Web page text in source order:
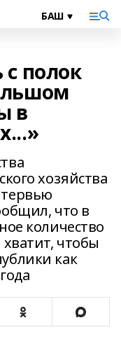
с полок
в
хозяйства
что в
количество
чтобы
как